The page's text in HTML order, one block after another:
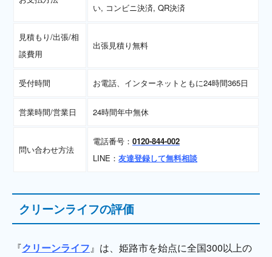
い, コンビニ決済, QR決済
見積もり/出張/相
談費用
出張見積り無料
受付時間 お電話、インターネットともに24時間365日
営業時間/営業日 24時間年中無休
問い合わせ方法
電話番号： 0120-844-002
LINE： 友達登録して無料相談
クリーンライフの評価
『クリーンライフ』は、姫路市を始点に全国300以上の